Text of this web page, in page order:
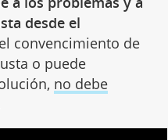
desde el
convencimiento de
o puede
no debe